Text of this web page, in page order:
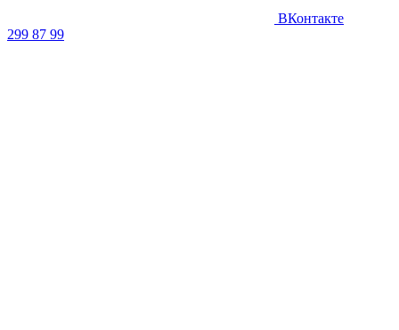
ВКонтакте
299 87 99